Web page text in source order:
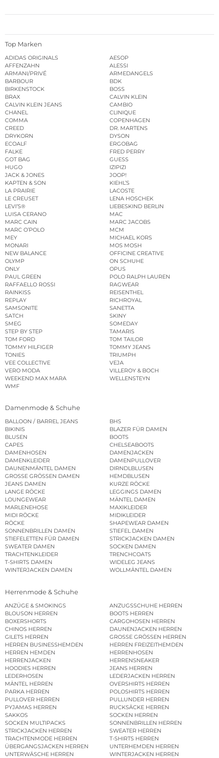
Top Marken
ADIDAS ORIGINALS
AESOP
AFFENZAHN
ALESSI
ARMANI/PRIVÉ
ARMEDANGELS
BARBOUR
BDK
BIRKENSTOCK
BOSS
BRAX
CALVIN KLEIN
CALVIN KLEIN JEANS
CAMBIO
CHANEL
CLINIQUE
COMMA
COPENHAGEN
CREED
DR. MARTENS
DRYKORN
DYSON
ECOALF
ERGOBAG
FALKE
FRED PERRY
GOT BAG
GUESS
HUGO
IZIPIZI
JACK & JONES
JOOP!
KAPTEN & SON
KIEHL’S
LA PRAIRIE
LACOSTE
LE CREUSET
LENA HOSCHEK
LEVI’S®
LIEBESKIND BERLIN
LUISA CERANO
MAC
MARC CAIN
MARC JACOBS
MARC O’POLO
MCM
MEY
MICHAEL KORS
MONARI
MOS MOSH
NEW BALANCE
OFFICINE CREATIVE
OLYMP
ON SCHUHE
ONLY
OPUS
PAUL GREEN
POLO RALPH LAUREN
RAFFAELLO ROSSI
RAGWEAR
RAINKISS
REISENTHEL
REPLAY
RICHROYAL
SAMSONITE
SANETTA
SATCH
SKINY
SMEG
SOMEDAY
STEP BY STEP
TAMARIS
TOM FORD
TOM TAILOR
TOMMY HILFIGER
TOMMY JEANS
TONIES
TRIUMPH
VEE COLLECTIVE
VEJA
VERO MODA
VILLEROY & BOCH
WEEKEND MAX MARA
WELLENSTEYN
WMF
Damenmode & Schuhe
BALLOON / BARREL JEANS
BHS
BIKINIS
BLAZER FÜR DAMEN
BLUSEN
BOOTS
CAPES
CHELSEABOOTS
DAMENHOSEN
DAMENJACKEN
DAMENKLEIDER
DAMENPULLOVER
DAUNENMÄNTEL DAMEN
DIRNDLBLUSEN
GROSSE GRÖSSEN DAMEN
HEMDBLUSEN
JEANS DAMEN
KURZE RÖCKE
LANGE RÖCKE
LEGGINGS DAMEN
LOUNGEWEAR
MÄNTEL DAMEN
MARLENEHOSE
MAXIKLEIDER
MIDI RÖCKE
MIDIKLEIDER
RÖCKE
SHAPEWEAR DAMEN
SONNENBRILLEN DAMEN
STIEFEL DAMEN
STIEFELETTEN FÜR DAMEN
STRICKJACKEN DAMEN
SWEATER DAMEN
SOCKEN DAMEN
TRACHTENKLEIDER
TRENCHCOATS
T-SHIRTS DAMEN
WIDELEG JEANS
WINTERJACKEN DAMEN
WOLLMÄNTEL DAMEN
Herrenmode & Schuhe
ANZÜGE & SMOKINGS
ANZUGSSCHUHE HERREN
BLOUSON HERREN
BOOTS HERREN
BOXERSHORTS
CARGOHOSEN HERREN
CHINOS HERREN
DAUNENJACKEN HERREN
GILETS HERREN
GROSSE GRÖSSEN HERREN
HERREN BUSINESSHEMDEN
HERREN FREIZEITHEMDEN
HERREN HEMDEN
HERRENHOSEN
HERRENJACKEN
HERRENSNEAKER
HOODIES HERREN
JEANS HERREN
LEDERHOSEN
LEDERJACKEN HERREN
MÄNTEL HERREN
OVERSHIRTS HERREN
PARKA HERREN
POLOSHIRTS HERREN
PULLOVER HERREN
PULLUNDER HERREN
PYJAMAS HERREN
RUCKSÄCKE HERREN
SAKKOS
SOCKEN HERREN
SOCKEN MULTIPACKS
SONNENBRILLEN HERREN
STRICKJACKEN HERREN
SWEATER HERREN
TRACHTENMODE HERREN
T-SHIRTS HERREN
ÜBERGANGSJACKEN HERREN
UNTERHEMDEN HERREN
UNTERWÄSCHE HERREN
WINTERJACKEN HERREN